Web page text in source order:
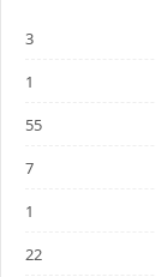
3
1
55
7
1
22